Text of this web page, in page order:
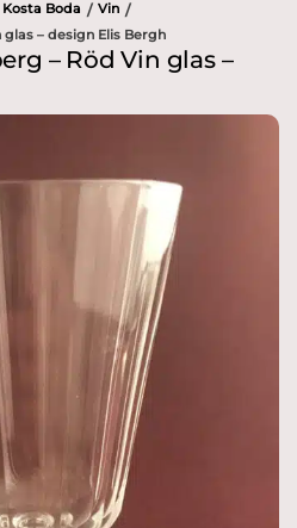
Kosta Boda / Vin /
– design Elis Bergh
– Röd Vin glas –